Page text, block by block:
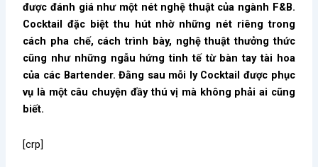
được đánh giá như một nét nghệ thuật của ngành F&B.
Cocktail đặc biệt thu hút nhờ những nét riêng trong
cách pha chế, cách trình bày, nghệ thuật thưởng thức
cũng như những ngẫu hứng tinh tế từ bàn tay tài hoa
của các Bartender. Đằng sau mỗi ly Cocktail được phục
vụ là một câu chuyện đầy thú vị mà không phải ai cũng
biết.
[crp]